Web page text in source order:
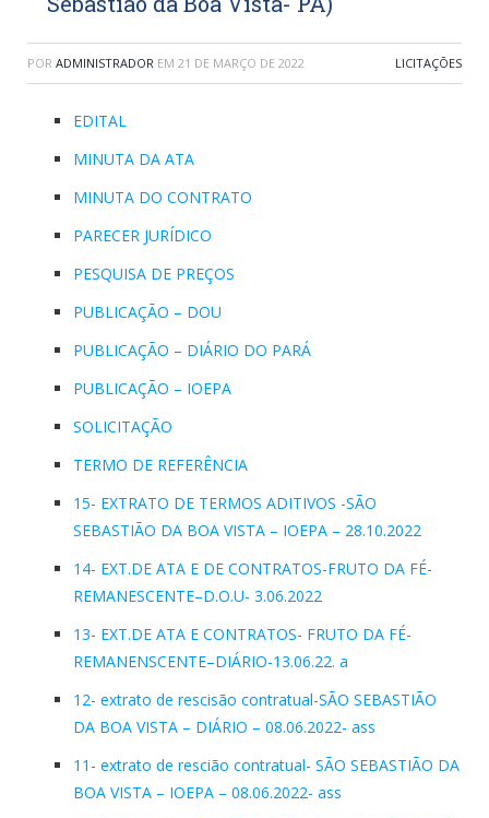
POR ADMINISTRADOR EM 21 DE MARÇO DE 2022 LICITAÇÕES
EDITAL
MINUTA DA ATA
MINUTA DO CONTRATO
PARECER JURÍDICO
PESQUISA DE PREÇOS
PUBLICAÇÃO – DOU
PUBLICAÇÃO – DIÁRIO DO PARÁ
PUBLICAÇÃO – IOEPA
SOLICITAÇÃO
TERMO DE REFERÊNCIA
15- EXTRATO DE TERMOS ADITIVOS -SÃO
SEBASTIÃO DA BOA VISTA – IOEPA – 28.10.2022
14- EXT.DE ATA E DE CONTRATOS-FRUTO DA FÉ-
REMANESCENTE–D.O.U- 3.06.2022
13- EXT.DE ATA E CONTRATOS- FRUTO DA FÉ-
REMANENSCENTE–DIÁRIO-13.06.22. a
12- extrato de rescisão contratual-SÃO SEBASTIÃO
DA BOA VISTA – DIÁRIO – 08.06.2022- ass
11- extrato de rescião contratual- SÃO SEBASTIÃO DA
BOA VISTA – IOEPA – 08.06.2022- ass